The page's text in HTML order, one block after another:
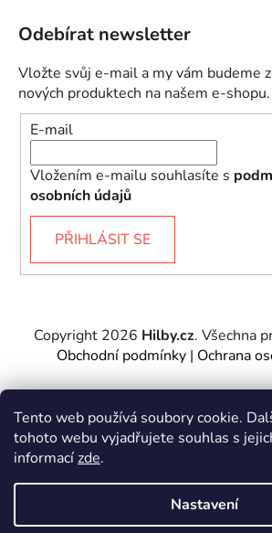
Tento web používá soubory cookie.
tohoto webu vyjadřujete souhlas s
informacízde.
Nastavení
Odebírat newsletter
Vložte svůj e-mail a my vám budeme
nových produktech na našem e-shopu.
E-mail
Vložením e-mailu souhlasíte s
osobních údajů
PŘIHLÁSIT SE
Vytvořil Shoptet&
Copyright 2026 Hilby.cz. Všechna
Obchodní podmínky | Ochrana
Provozovatel e-shopu: Hilby CZ
sídlem Soukenická 2082/7,11000
Město.
Společnost je zapsána u Městského